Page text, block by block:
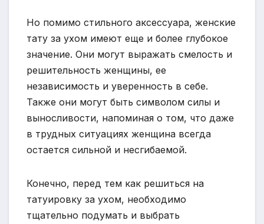
Но помимо стильного аксессуара, женские
тату за ухом имеют еще и более глубокое
значение. Они могут выражать смелость и
решительность женщины, ее
независимость и уверенность в себе.
Также они могут быть символом силы и
выносливости, напоминая о том, что даже
в трудных ситуациях женщина всегда
остается сильной и несгибаемой.
Конечно, перед тем как решиться на
татуировку за ухом, необходимо
тщательно подумать и выбрать